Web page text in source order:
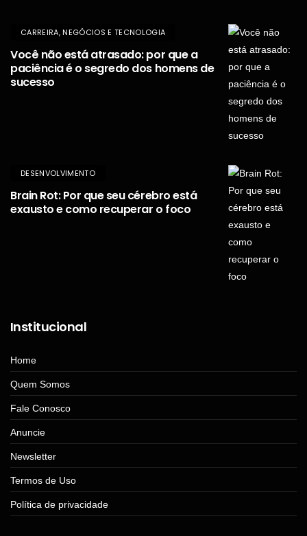
CARREIRA, NEGÓCIOS E TECNOLOGIA
Você não está atrasado: por que a
paciência é o segredo dos homens de
sucesso
DESENVOLVIMENTO
Brain Rot: Por que seu cérebro está
exausto e como recuperar o foco
Institucional
Home
Quem Somos
Fale Conosco
Anuncie
Newsletter
Termos de Uso
Política de privacidade